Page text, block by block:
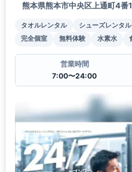
熊本県熊本市中央区上通町4番
タオルレンタル シューズレンタル
完全個室
無料体験 水素水
営業時間
7:00〜24:00